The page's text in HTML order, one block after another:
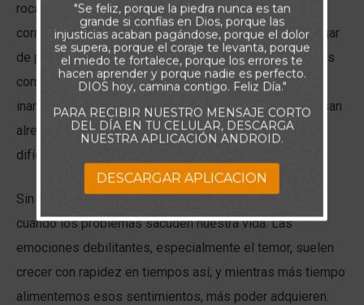
roca y nuestro libertador. Él es aquel a quien podemos
correr cuando las amenazas nos rodean. Es nuestro lugar
de protección cuando llega la catástrofe y nos sentimos
completamente vulnerables. Él es nuestro refugio
inamovible mientras las tormentas y la destrucción pasan
alrededor. Cualesquiera que sean las circunstancias
difíciles, el Señor sigue siendo nuestro lugar seguro.
Sin embargo, es importante acudir a Él rápidamente
cuando los problemas sacuden nuestra vida. Las
emociones debilitantes, especialmente el temor, suelen
crecer con rapidez en tiempos así; y mientras más tiempo
alimentemos esos sentimientos, más poder adquieren.
"Se feliz, porque la piedra nunca es tan
grande si confías en Dios, porque las
injusticias acaban pagándose, porque el dolor
se supera, porque el coraje te levanta, porque
el miedo te fortalece, porque los errores te
hacen aprender y porque nadie es perfecto.
DIOS hoy, camina contigo. Feliz Día."
PARA RECIBIR NUESTRO MENSAJE CORTO
DEL DÍA EN TU CELULAR, DESCARGA
NUESTRA APLICACIÓN ANDROID.
DESCARGAR APLICACION